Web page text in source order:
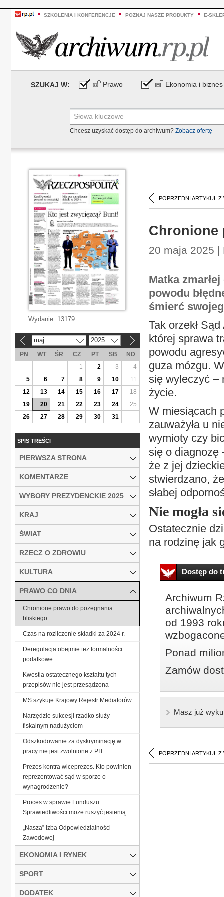
SZKOLENIA I KONFERENCJE POZNAJ NASZE PRODUKTY E-
SZUKAJ W: Prawo Ekonomia i biznes
Chcesz uzyskać dostęp do archiwum? Zobacz ofertę
POPRZEDNI ARTYKUŁ Z
Chronione
20 maja 2025 |
Matka
powodu
śmierć
Tak orzekł
której sprawa
powodu
guza mózgu.
się wyleczyć –
życie.
W miesiącach
zauważyła u
wymioty czy
się o diagnozę
że z jej
stwierdzano,
słabej
Nie mogła
Ostatecznie
na rodzinę jak
Dostęp do
Archiwum
od 1993
Ponad
Zamów
Masz już
POPRZEDNI ARTYKUŁ Z
Wydanie: 13179
maj 2025
PN WT ŚR CZ PT SB
ND
1
2 3
4
5
6 7 8 9 10
11
12
13 14 15 16 17
18
19
20 21 22 23 24
25
26
27 28 29 30 31
SPIS TREŚCI
PIERWSZA STRONA
KOMENTARZE
WYBORY PREZYDENCKIE 2025
KRAJ
ŚWIAT
RZECZ O ZDROWIU
KULTURA
PRAWO CO DNIA
Chronione prawo do pożegnania
bliskiego
Czas na rozliczenie składki za 2024 r.
Deregulacja obejmie też formalności
podatkowe
Kwestia ostatecznego kształtu tych
przepisów nie jest przesądzona
MS szykuje Krajowy Rejestr Mediatorów
Narzędzie sukcesji rzadko służy
fiskalnym nadużyciom
Odszkodowanie za dyskryminację w
pracy nie jest zwolnione z PIT
Prezes kontra wiceprezes. Kto powinien
reprezentować sąd w sporze o
wynagrodzenie?
Proces w sprawie Funduszu
Sprawiedliwości może ruszyć jesienią
„Nasza” Izba Odpowiedzialności
Zawodowej
EKONOMIA I RYNEK
SPORT
DODATEK